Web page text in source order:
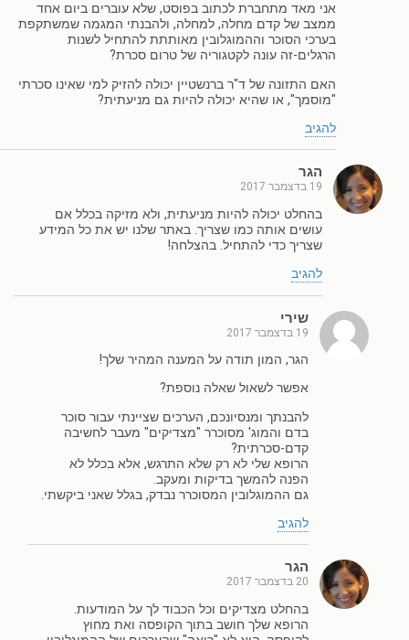
אני מאד מתחברת לכתוב בפוסט, שלא עוברים ביום אחד
ממצב של קדם מחלה, למחלה, ולהבנתי המגמה שמשתקפת
בערכי הסוכר וההמוגלובין מאותתת להתחיל לשנות
הרגלים-זה עונה לקטגוריה של טרום סכרת?
האם התזונה של ד"ר ברנשטיין יכולה להזיק למי שאינו סכרתי
"מוסמך", או שהיא יכולה להיות גם מניעתית?
להגיב
הגר
19 בדצמבר 2017
בהחלט יכולה להיות מניעתית, ולא מזיקה בכלל אם
עושים אותה כמו שצריך. באתר שלנו יש את כל המידע
שצריך כדי להתחיל. בהצלחה!
להגיב
שירי
19 בדצמבר 2017
הגר, המון תודה על המענה המהיר שלך!
אפשר לשאול שאלה נוספת?
להבנתך ומנסיונכם, הערכים שציינתי עבור סוכר
בדם והמוג' מסוכרר "מצדיקים" מעבר לחשיבה
קדם-סכרתית?
הרופא שלי לא רק שלא התרגש, אלא בכלל לא
הפנה להמשך בדיקות ומעקב.
גם ההמוגלובין המסוכרר נבדק, בגלל שאני ביקשתי.
להגיב
הגר
20 בדצמבר 2017
בהחלט מצדיקים וכל הכבוד לך על המודעות.
הרופא שלך חושב בתוך הקופסה ואת מחוץ